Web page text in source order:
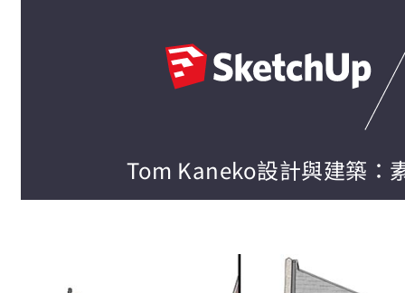
Tom Kaneko設計與建築：